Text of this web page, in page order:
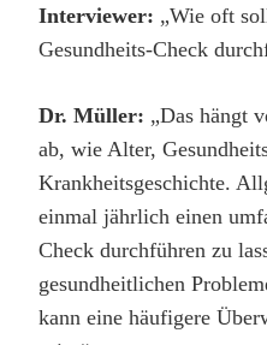
Interviewer: „Wie oft
Gesundheits-Check
Dr. Müller: „Das hängt
ab, wie Alter,
Krankheitsgeschichte.
einmal jährlich einen
Check durchführen zu
gesundheitlichen
kann eine häufigere